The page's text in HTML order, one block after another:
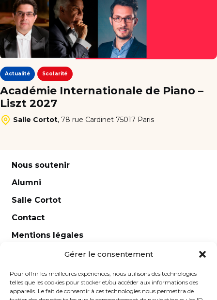
Gérer le consentement
Pour offrir les meilleures expériences, nous utilisons des technologies
telles que les cookies pour stocker et/ou accéder aux informations des
appareils. Le fait de consentir à ces technologies nous permettra de
Actualité Scolarité
Académie Internationale de Piano –
Liszt 2027
Salle Cortot, 78 rue Cardinet 75017 Paris
Nous soutenir
Alumni
Salle Cortot
Contact
Mentions légales